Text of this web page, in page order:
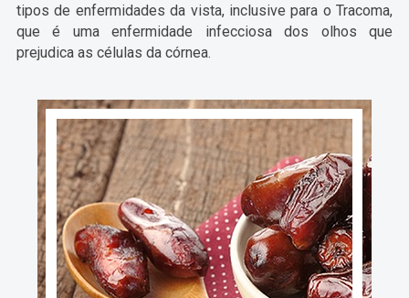
tipos de enfermidades da vista, inclusive para o Tracoma,
que é uma enfermidade infecciosa dos olhos que
prejudica as células da córnea.